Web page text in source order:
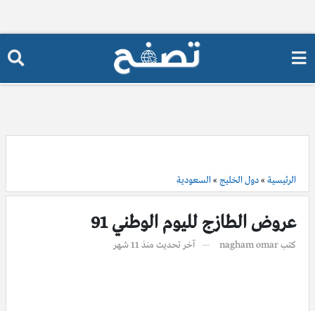
الرئيسية »دول الخليج »السعودية
عروض الطازج لليوم الوطني 91
كتبnagham omar آخر تحديث منذ 11 شهر